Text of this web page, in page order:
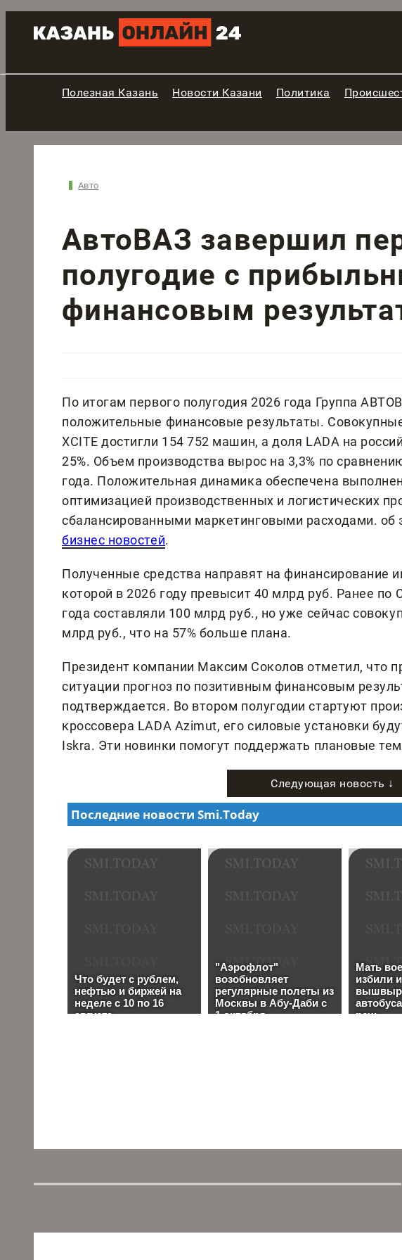
Полезная Казань Новости Казани Политика
Авто
АвтоВАЗ завершил
полугодие с
финансовым
По итогам первого полугодия 2026 года Группа
положительные финансовые результаты.
XCITE достигли 154 752 машин, а доля LADA на
25%. Объем производства вырос на 3,3% по
года. Положительная динамика обеспечена
оптимизацией производственных и логистических
сбалансированными маркетинговыми расходами. об
бизнес новостей.
Полученные средства направят на финансирование
которой в 2026 году превысит 40 млрд руб. Ранее по
года составляли 100 млрд руб., но уже сейчас
млрд руб., что на 57% больше плана.
Президент компании Максим Соколов отметил, что
ситуации прогноз по позитивным финансовым
подтверждается. Во втором полугодии стартуют
кроссовера LADA Azimut, его силовые установки
Iskra. Эти новинки помогут поддержать плановые
Следующая новость ↓